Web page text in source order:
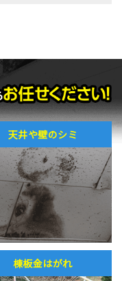
天井や壁のシミ
棟板金はがれ